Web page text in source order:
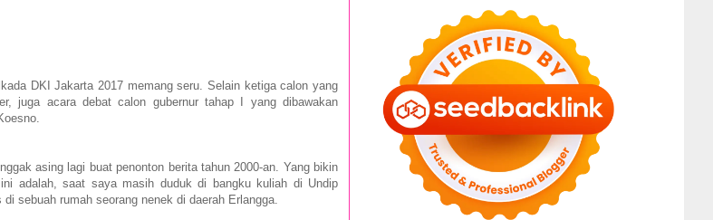
DKI Jakarta 2017 memang seru. Selain ketiga calon yang
juga acara debat calon gubernur tahap I yang dibawakan
asing lagi buat penonton berita tahun 2000-an. Yang bikin
adalah, saat saya masih duduk di bangku kuliah di Undip
sebuah rumah seorang nenek di daerah Erlangga.